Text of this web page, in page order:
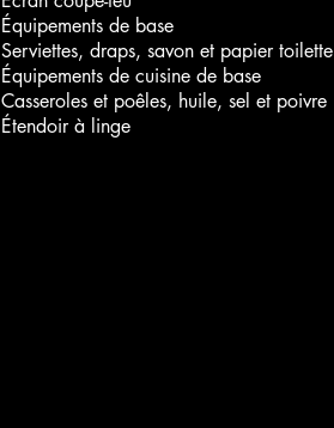
Équipements de base
Serviettes, draps, savon et papier toilette
Équipements de cuisine de base
Casseroles et poêles, huile, sel et poivre
Étendoir à linge